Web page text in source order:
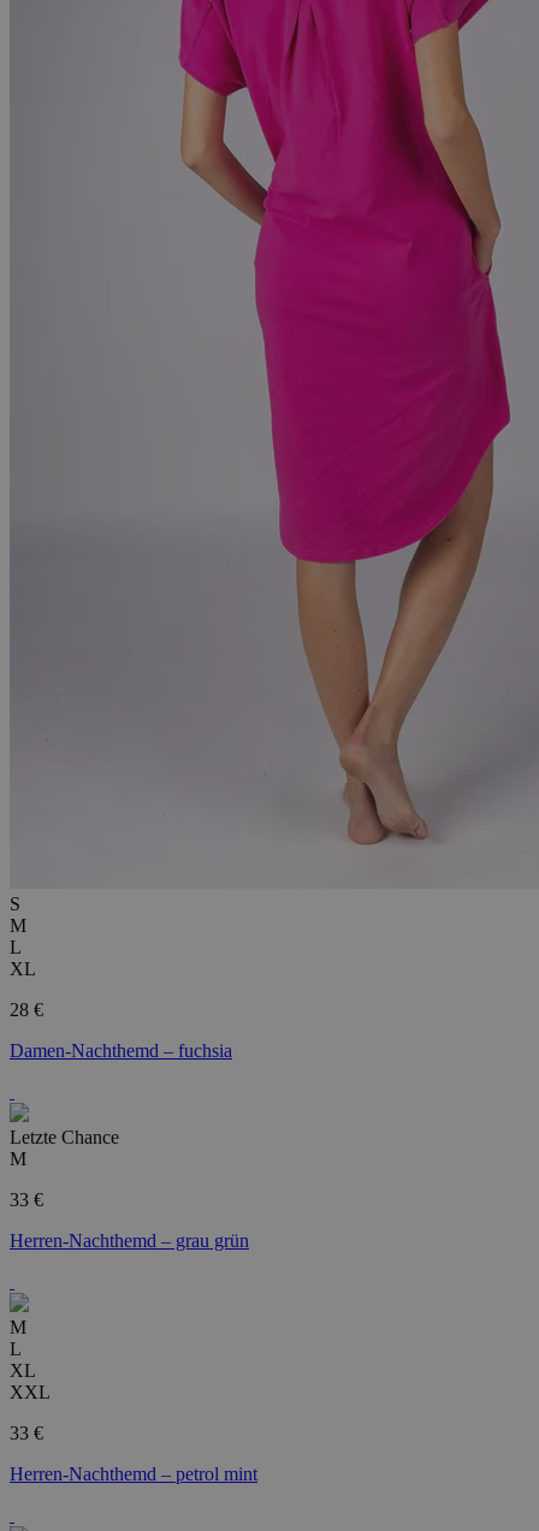
S
M
L
XL
28 €
Damen-Nachthemd – fuchsia
Letzte Chance
M
33 €
Herren-Nachthemd – grau grün
M
L
XL
XXL
33 €
Herren-Nachthemd – petrol mint